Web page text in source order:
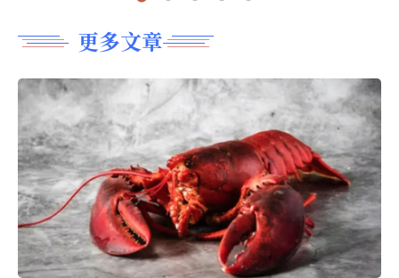
更多文章